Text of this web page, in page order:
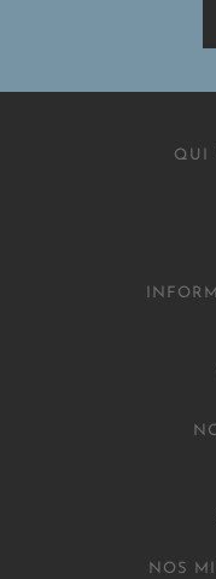
QUI
NOS